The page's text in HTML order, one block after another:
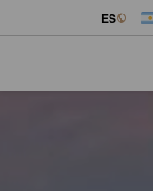
ES